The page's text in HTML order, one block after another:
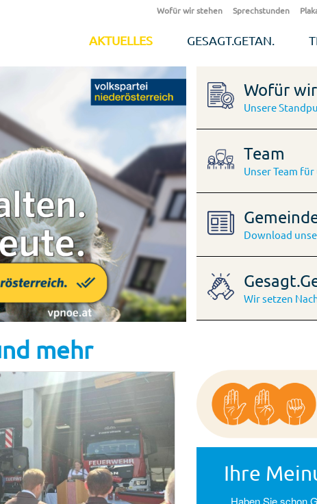
Wofür wir stehen Sprechstunden
AKTUELLES GESAGT.GETAN.
Wofür
Unsere
Team
Unser Team
Download
Wir setzen
mehr
Ihre
Haben Sie schon